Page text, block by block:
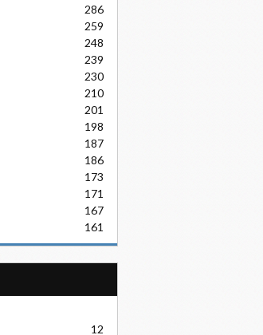
286
259
248
239
230
210
201
198
187
186
173
171
167
161
12